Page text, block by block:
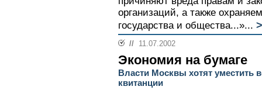
организаций, а также
государства и общества...»...
// 11.07.2002
Экономия на бумаге
Власти Москвы хотят уместить
квитанции